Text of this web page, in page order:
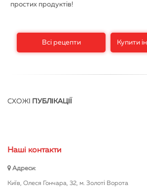
простих продуктів!
Всі рецепти Купити
СХОЖІ ПУБЛІКАЦІЇ
Нашi контакти
Адреси:
Київ, Олеся Гончара, 32, м. Золоті Ворота